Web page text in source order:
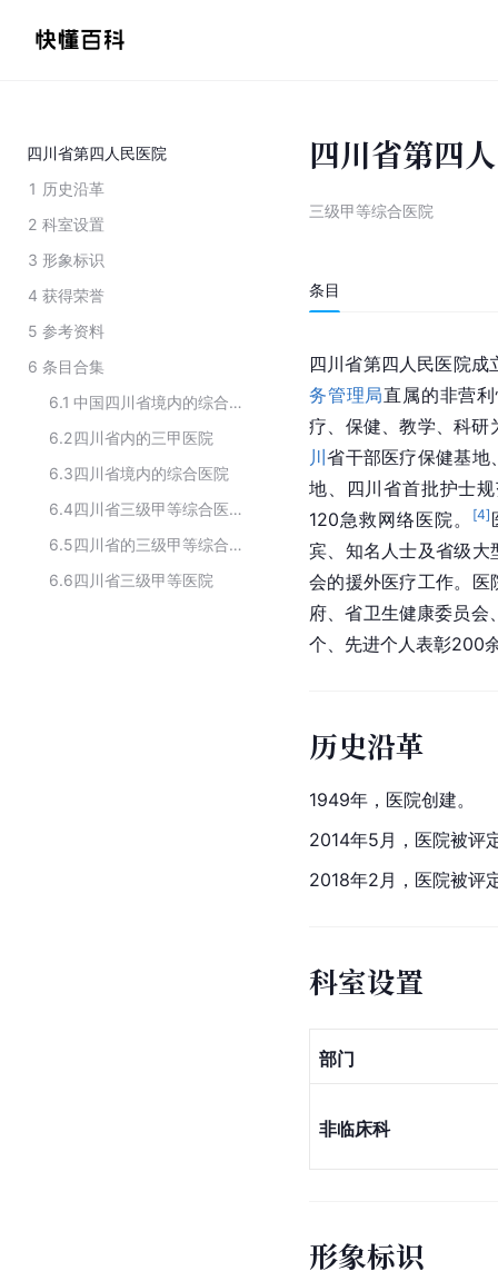
四川省第四人民医院
1 历史沿革
2 科室设置
3 形象标识
4 获得荣誉
5 参考资料
6 条目合集
6.1
中国四川省境内的综合性医院
6.2四川省内的三甲医院
6.3四川省境内的综合医院
6.4
四川省三级甲等综合医院
6.5
四川省的三级甲等综合医院
6.6四川省三级甲等医院
四川省第四
三级甲等综合医院
条目
四川省第四人民医院成
务管理局直属的非营
疗、保健、教学、科研
川省干部医疗保健基地
地、四川省首批护士
120急救网络医院。
[4]
宾、知名人士及省级
会的援外医疗工作。医
府、省卫生健康委员
个、先进个人表彰200
历史沿革
1949年，医院创建。
2014年5月，医院被评
2018年2月，医院被评
科室设置
部门
非临床科
形象标识